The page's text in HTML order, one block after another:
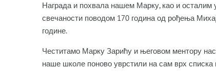
Награда и похвала нашем Марку, као и осталим
свечаности поводом 170 година од рођења
године.
Честитамо Марку Зарићу и његовом ментору
наше школе поново уврстили на сам врх списка